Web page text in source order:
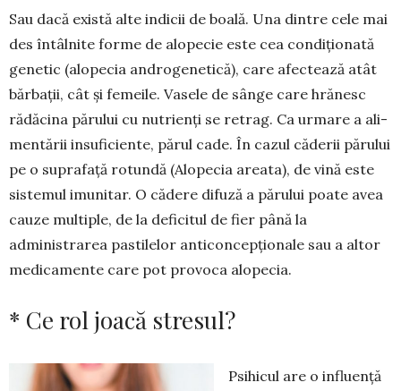
Sau dacă există alte indicii de boală. Una dintre cele mai
des întâlnite forme de alopecie este cea condiționată
genetic (alopecia androgenetică), care afectează atât
bărbații, cât și femeile. Vasele de sânge care hrănesc
rădăcina părului cu nu­trienți se retrag. Ca urmare a ali­
mentării insu­ficiente, părul cade. În cazul căderii părului
pe o suprafață rotundă (Alopecia areata), de vină este
sistemul imunitar. O cădere difuză a părului poa­te avea
cauze multiple, de la deficitul de fier până la
administrarea pastilelor anticon­cepționale sau a altor
medicamente care pot provoca alopecia.
* Ce rol joacă stresul?
Psihicul are o influență